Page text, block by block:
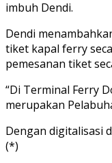
imbuh Dendi.
Dendi
tiket kapal ferry
pemesanan tiket
“Di Terminal Ferry
merupakan
Dengan digitalisasi
(*)